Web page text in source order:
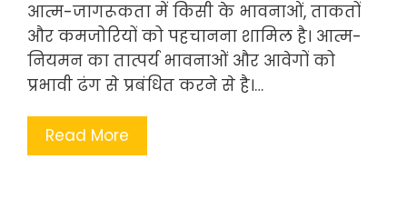
आत्म-जागरूकता में किसी के भावनाओं, ताकतों
और कमजोरियों को पहचानना शामिल है। आत्म-
नियमन का तात्पर्य भावनाओं और आवेगों को
प्रभावी ढंग से प्रबंधित करने से है।…
Read More